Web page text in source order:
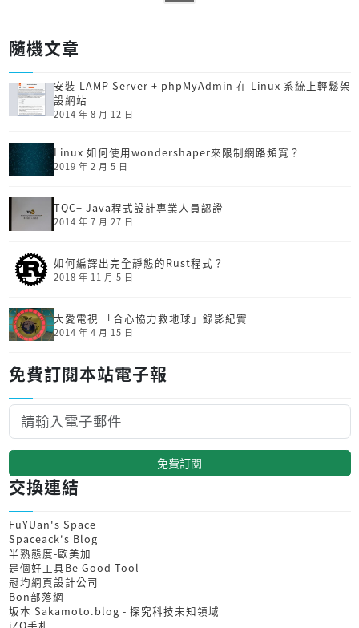
隨機文章
安裝 LAMP Server + phpMyAdmin 在 Linux 系統上輕鬆架
設網站
2014 年 8 月 12 日
Linux 如何使用wondershaper來限制網路頻寬？
2019 年 2 月 5 日
TQC+ Java程式設計專業人員認證
2014 年 7 月 27 日
如何編譯出完全靜態的Rust程式？
2018 年 11 月 5 日
大愛電視 「合心協力救地球」錄影紀實
2014 年 4 月 15 日
免費訂閱本站電子報
免費訂閱
交換連結
FuYUan's Space
Spaceack's Blog
半熟態度-歐美加
是個好工具Be Good Tool
冠均網頁設計公司
Bon部落網
坂本 Sakamoto.blog - 探究科技未知領域